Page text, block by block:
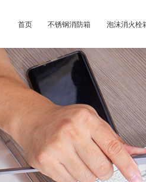
首页 不锈钢消防箱 泡沫消火栓